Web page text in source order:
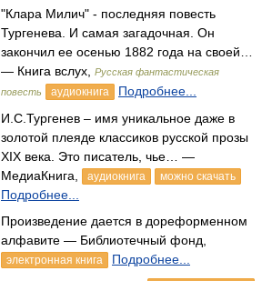
"Клара Милич" - последняя повесть
Тургенева. И самая загадочная. Он
закончил ее осенью 1882 года на своей…
— Книга вслух,
Русская фантастическая
повесть
аудиокнига
Подробнее...
И.С.Тургенев – имя уникальное даже в
золотой плеяде классиков русской прозы
XIX века. Это писатель, чье… —
МедиаКнига,
аудиокнига можно скачать
Подробнее...
Произведение дается в дореформенном
алфавите — Библиотечный фонд,
электронная книга
Подробнее...